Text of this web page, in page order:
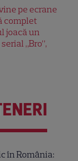
pe ecrane
complet
joacă un
„Bro”,
în România: